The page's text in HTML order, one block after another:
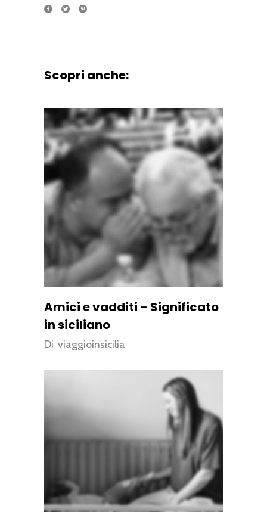
Scopri anche:
Amici e vadditi – Significato
in siciliano
Di viaggioinsicilia